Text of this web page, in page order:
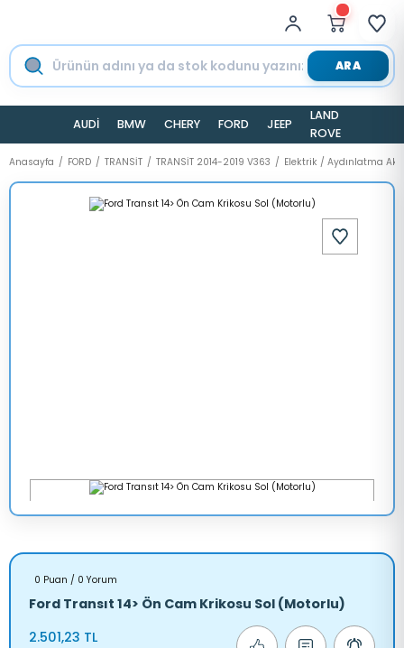
ARA
AUDİ BMW CHERY FORD JEEP
LAND
ROVER
Anasayfa FORD TRANSİT TRANSİT 2014-2019 V363 Elektrik / Aydınlatma
0 Puan / 0 Yorum
Ford Transıt 14> Ön Cam Krikosu Sol (Motorlu)
2.501,23 TL